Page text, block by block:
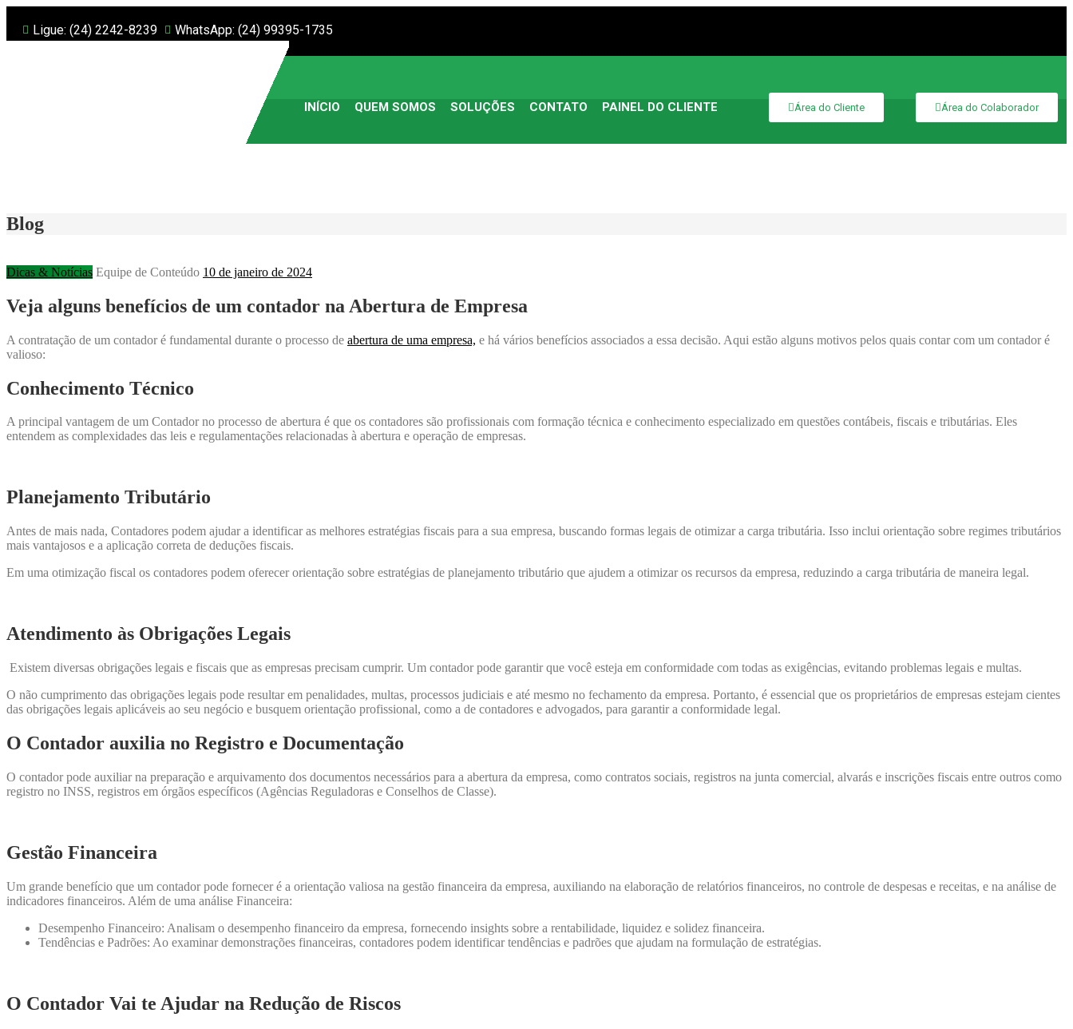
Ligue: (24) 2242-8239 WhatsApp: (24) 99395-1735
INÍCIO QUEM SOMOS SOLUÇÕES CONTATO PAINEL DO CLIENTE Área do Cliente Área do Colaborador
Blog
Dicas & Notícias Equipe de Conteúdo 10 de janeiro de 2024
Veja alguns benefícios de um contador na Abertura de Empresa
A contratação de um contador é fundamental durante o processo de abertura de uma empresa, e há vários benefícios associados a essa decisão. Aqui estão alguns motivos pelos quais contar com um contador é
valioso:
Conhecimento Técnico
A principal vantagem de um Contador no processo de abertura é que os contadores são profissionais com formação técnica e conhecimento especializado em questões contábeis, fiscais e tributárias. Eles
entendem as complexidades das leis e regulamentações relacionadas à abertura e operação de empresas.
Planejamento Tributário
Antes de mais nada, Contadores podem ajudar a identificar as melhores estratégias fiscais para a sua empresa, buscando formas legais de otimizar a carga tributária. Isso inclui orientação sobre regimes tributários
mais vantajosos e a aplicação correta de deduções fiscais.
Em uma otimização fiscal os contadores podem oferecer orientação sobre estratégias de planejamento tributário que ajudem a otimizar os recursos da empresa, reduzindo a carga tributária de maneira legal.
Atendimento às Obrigações Legais
Existem diversas obrigações legais e fiscais que as empresas precisam cumprir. Um contador pode garantir que você esteja em conformidade com todas as exigências, evitando problemas legais e multas.
O não cumprimento das obrigações legais pode resultar em penalidades, multas, processos judiciais e até mesmo no fechamento da empresa. Portanto, é essencial que os proprietários de empresas estejam cientes
das obrigações legais aplicáveis ao seu negócio e busquem orientação profissional, como a de contadores e advogados, para garantir a conformidade legal.
O Contador auxilia no Registro e Documentação
O contador pode auxiliar na preparação e arquivamento dos documentos necessários para a abertura da empresa, como contratos sociais, registros na junta comercial, alvarás e inscrições fiscais entre outros como
registro no INSS, registros em órgãos específicos (Agências Reguladoras e Conselhos de Classe).
Gestão Financeira
Um grande benefício que um contador pode fornecer é a orientação valiosa na gestão financeira da empresa, auxiliando na elaboração de relatórios financeiros, no controle de despesas e receitas, e na análise de
indicadores financeiros. Além de uma análise Financeira:
Desempenho Financeiro: Analisam o desempenho financeiro da empresa, fornecendo insights sobre a rentabilidade, liquidez e solidez financeira.
Tendências e Padrões: Ao examinar demonstrações financeiras, contadores podem identificar tendências e padrões que ajudam na formulação de estratégias.
O Contador Vai te Ajudar na Redução de Riscos